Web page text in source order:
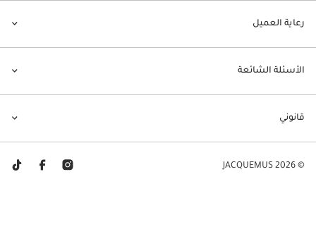
رعاية العميل
الأسئلة الشائعة
قانوني
© JACQUEMUS 2026